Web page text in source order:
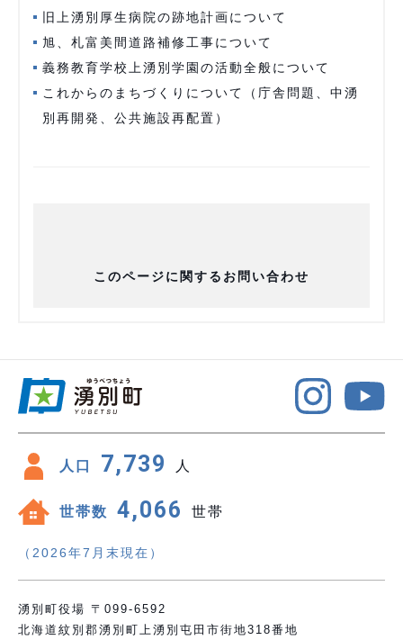
旧上湧別厚生病院の跡地計画について
旭、札富美間道路補修工事について
義務教育学校上湧別学園の活動全般について
これからのまちづくりについて（庁舎問題、中湧
別再開発、公共施設再配置）
このページに関するお問い合わせ
人口 7,739 人
世帯数 4,066 世帯
（2026年7月末現在）
湧別町役場 〒099-6592
北海道紋別郡湧別町上湧別屯田市街地318番地